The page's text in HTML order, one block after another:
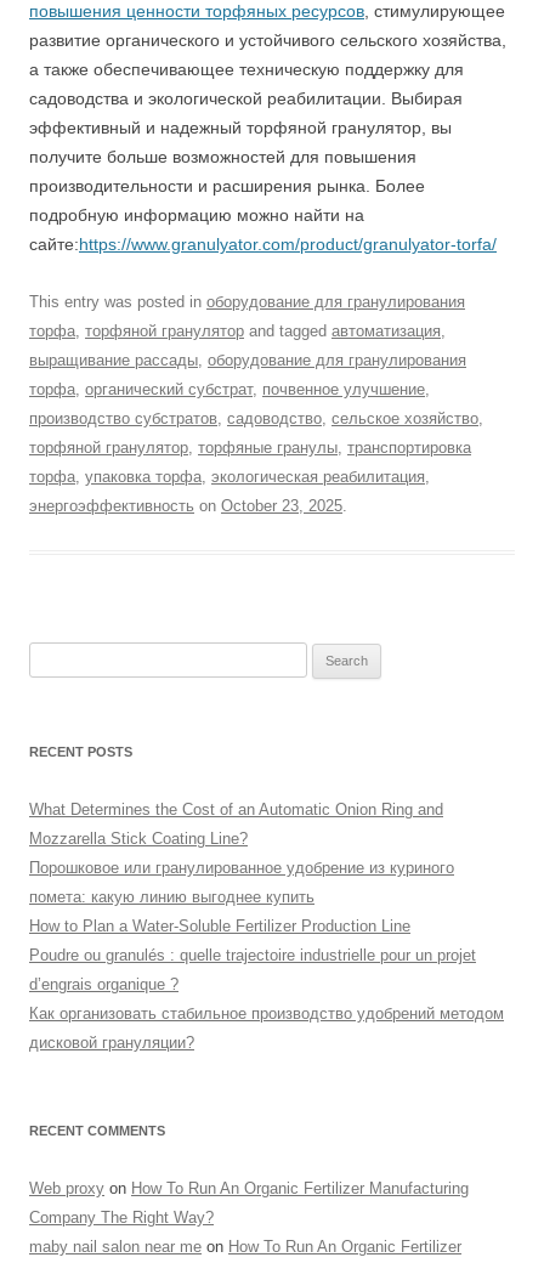
повышения ценности торфяных ресурсов , стимулирующее
развитие органического и устойчивого сельского хозяйства,
а также обеспечивающее техническую поддержку для
садоводства и экологической реабилитации. Выбирая
эффективный и надежный торфяной гранулятор, вы
получите больше возможностей для повышения
производительности и расширения рынка. Более
подробную информацию можно найти на
сайте:https://www.granulyator.com/product/granulyator-torfa/
This entry was posted in оборудование для гранулирования
торфа, торфяной гранулятор and tagged автоматизация,
выращивание рассады, оборудование для гранулирования
торфа, органический субстрат, почвенное улучшение,
производство субстратов, садоводство, сельское хозяйство,
торфяной гранулятор, торфяные гранулы, транспортировка
торфа, упаковка торфа, экологическая реабилитация,
энергоэффективность on October 23, 2025.
RECENT POSTS
What Determines the Cost of an Automatic Onion Ring and
Mozzarella Stick Coating Line?
Порошковое или гранулированное удобрение из куриного
помета: какую линию выгоднее купить
How to Plan a Water-Soluble Fertilizer Production Line
Poudre ou granulés : quelle trajectoire industrielle pour un projet
d’engrais organique ?
Как организовать стабильное производство удобрений методом
дисковой грануляции?
RECENT COMMENTS
Web proxy on How To Run An Organic Fertilizer Manufacturing
Company The Right Way?
maby nail salon near me on How To Run An Organic Fertilizer